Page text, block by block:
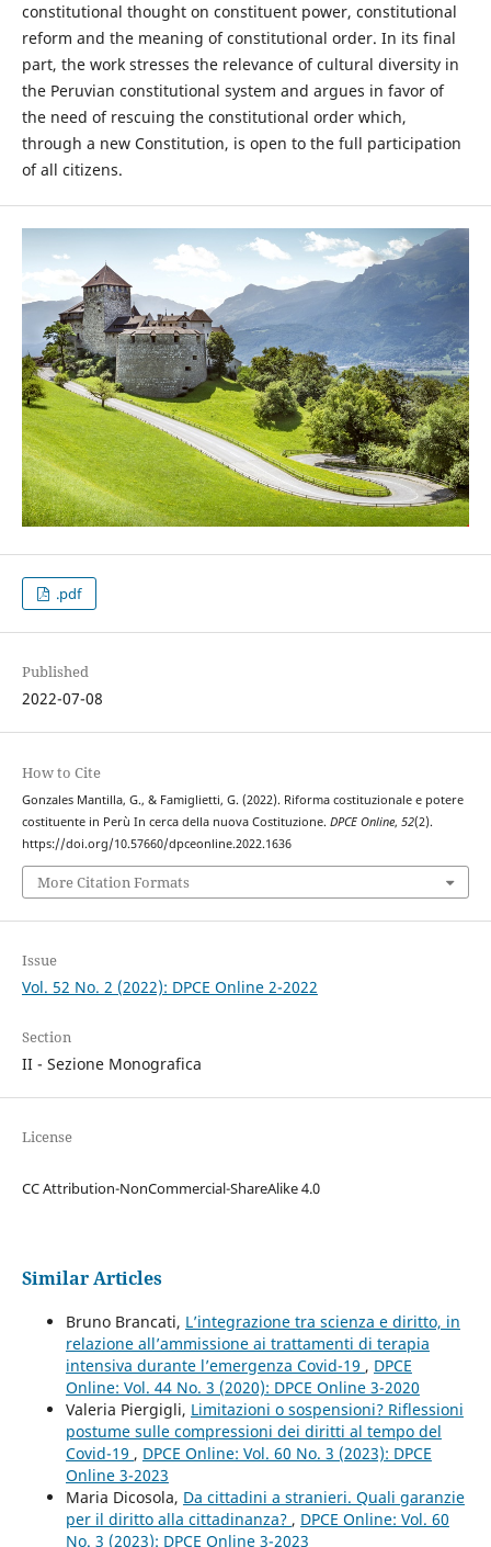
constitutional thought on constituent power, constitutional
reform and the meaning of constitutional order. In its final
part, the work stresses the relevance of cultural diversity in
the Peruvian constitutional system and argues in favor of
the need of rescuing the constitutional order which,
through a new Constitution, is open to the full participation
of all citizens.
.pdf
Published
2022-07-08
How to Cite
Gonzales Mantilla, G., & Famiglietti, G. (2022). Riforma costituzionale e potere
costituente in Perù In cerca della nuova Costituzione. DPCE Online, 52(2).
https://doi.org/10.57660/dpceonline.2022.1636
More Citation Formats
Issue
Vol. 52 No. 2 (2022): DPCE Online 2-2022
Section
II - Sezione Monografica
License
CC Attribution-NonCommercial-ShareAlike 4.0
Similar Articles
Bruno Brancati, L’integrazione tra scienza e diritto, in
relazione all’ammissione ai trattamenti di terapia
intensiva durante l’emergenza Covid-19 , DPCE
Online: Vol. 44 No. 3 (2020): DPCE Online 3-2020
Valeria Piergigli, Limitazioni o sospensioni? Riflessioni
postume sulle compressioni dei diritti al tempo del
Covid-19 , DPCE Online: Vol. 60 No. 3 (2023): DPCE
Online 3-2023
Maria Dicosola, Da cittadini a stranieri. Quali garanzie
per il diritto alla cittadinanza? , DPCE Online: Vol. 60
No. 3 (2023): DPCE Online 3-2023